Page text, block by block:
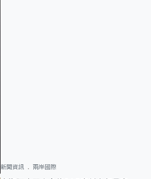
新聞資訊 兩岸國際